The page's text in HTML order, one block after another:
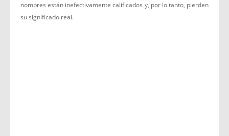
nombres están inefectivamente calificados y, por lo tanto, pierden
su significado real.